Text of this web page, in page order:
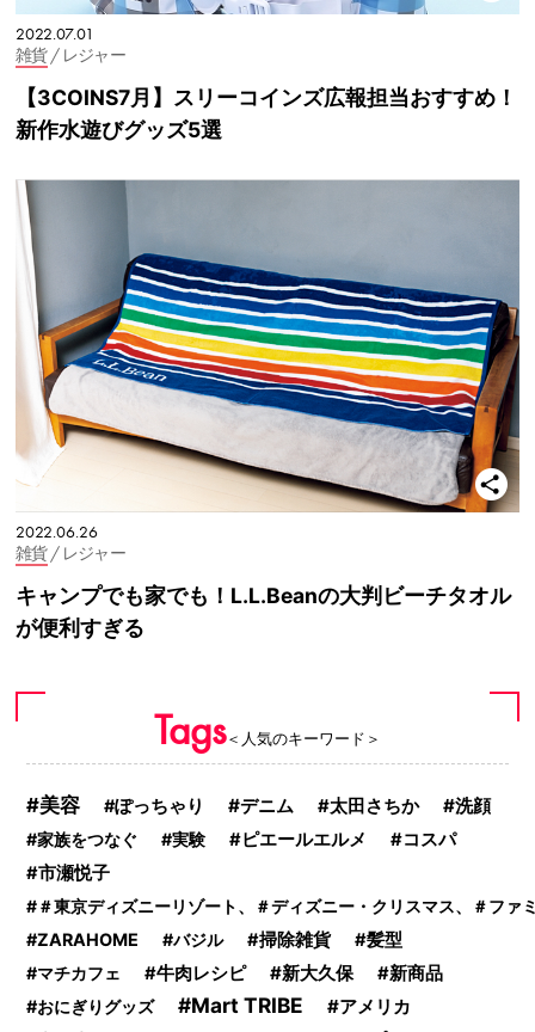
2022.07.01
雑貨/ レジャー
【3COINS7月】スリーコインズ広報担当おすすめ！
新作水遊びグッズ5選
2022.06.26
雑貨/ レジャー
キャンプでも家でも！L.L.Beanの大判ビーチタオル
が便利すぎる
Tags＜人気のキーワード＞
美容 ぽっちゃり デニム 太田さちか 洗顔
家族をつなぐ 実験 ピエールエルメ
コスパ
市瀬悦子
＃東京ディズニーリゾート、＃ディズニー・クリスマス、＃ファ
ZARAHOME
バジル 掃除雑貨 髪型
マチカフェ 牛肉レシピ 新大久保 新商品
おにぎりグッズ Mart TRIBE アメリカ